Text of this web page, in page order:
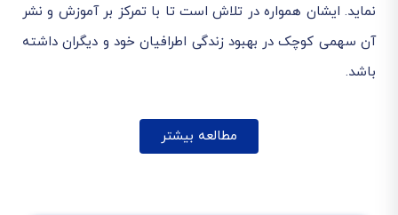
نماید. ایشان همواره در تلاش است تا با تمرکز بر آموزش و نشر
آن سهمی کوچک در بهبود زندگی اطرافیان خود و دیگران داشته
باشد.
مطالعه بیشتر